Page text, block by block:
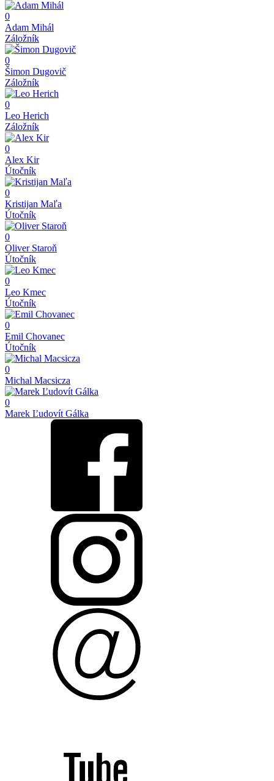
0
Adam Mihál
Záložník
0
Šimon Dugovič
Záložník
0
Leo Herich
Záložník
0
Alex Kir
Útočník
0
Kristijan Maľa
Útočník
0
Oliver Staroň
Útočník
0
Leo Kmec
Útočník
0
Emil Chovanec
Útočník
0
Michal Macsicza
0
Marek Ľudovít Gálka